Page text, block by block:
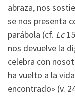
abraza, nos
se nos presenta
parábola (cf. Lc
nos devuelve la
celebra con
ha vuelto a la
encontrado» (v.